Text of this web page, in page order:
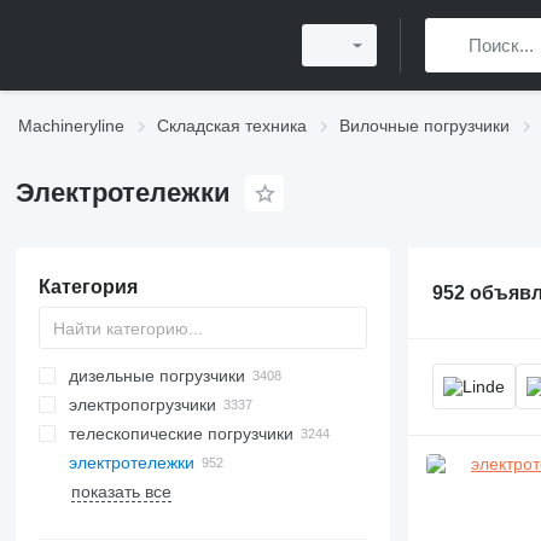
Machineryline Складская техника Вилочные погрузчики
Электротележки
Категория
дизельные погрузчики
электропогрузчики
телескопические погрузчики
электротележки
показать все
952